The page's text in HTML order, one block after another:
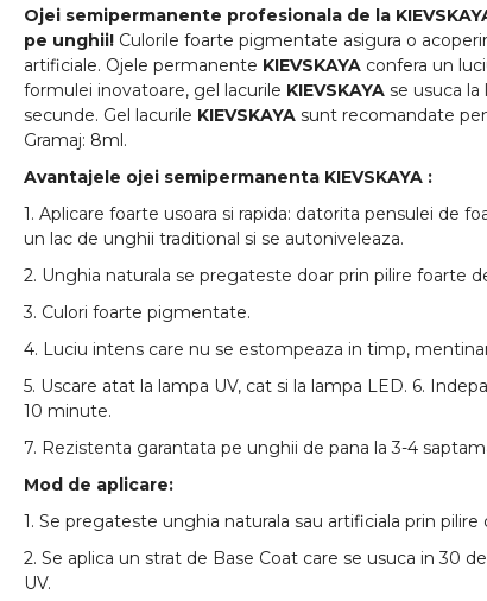
Ojei semipermanente profesionala de la
pe unghii! Culorile foarte pigmentate asigura o
artificiale. Ojele permanente KIEVSKAYA confera un
formulei inovatoare, gel lacurile KIEVSKAYA se usuca la
secunde. Gel lacurile KIEVSKAYA sunt recomandate
Gramaj: 8ml.
Avantajele ojei semipermanenta KIEVSKAYA :
1. Aplicare foarte usoara si rapida: datorita pensulei de
un lac de unghii traditional si se autoniveleaza.
2. Unghia naturala se pregateste doar prin pilire foarte
3. Culori foarte pigmentate.
4. Luciu intens care nu se estompeaza in timp,
5. Uscare atat la lampa UV, cat si la lampa LED. 6.
10 minute.
7. Rezistenta garantata pe unghii de pana la 3-4
Mod de aplicare:
1. Se pregateste unghia naturala sau artificiala prin
2. Se aplica un strat de Base Coat care se usuca in 30
UV.